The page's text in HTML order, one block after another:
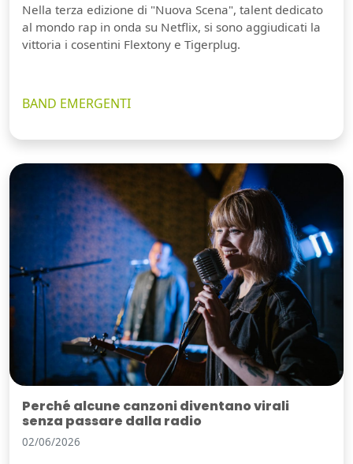
Nella terza edizione di "Nuova Scena", talent dedicato
al mondo rap in onda su Netflix, si sono aggiudicati la
vittoria i cosentini Flextony e Tigerplug.
BAND EMERGENTI
Perché alcune canzoni diventano virali
senza passare dalla radio
02/06/2026